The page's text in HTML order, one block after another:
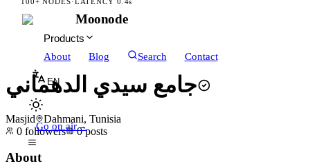
Moonode
Products
About
Blog Search Contact
EN
Go on air→
جامع سيدي الدهماني
Masjid
Dahmani, Tunisia
0 followers 0 posts
About